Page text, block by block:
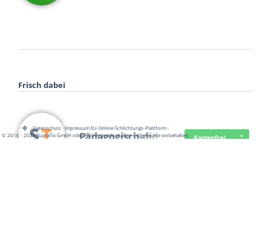
Frisch dabei
Pädagogisch-did… Kostenfrei
· · ·Datenschutz·Impressum EU-Online-Schlichtungs-Plattform·
© 2016 - 2026 SupraTix GmbH oder Partnergesellschaften - Alle Rechte vorbehalten.